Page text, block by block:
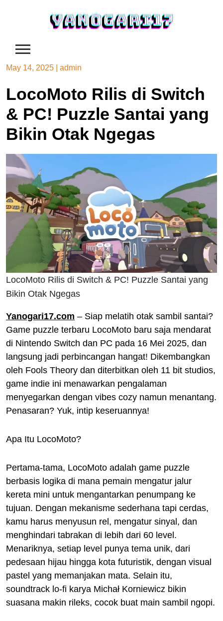
May 14, 2025 admin
LocoMoto Rilis di Switch
& PC! Puzzle Santai yang
Bikin Otak Ngegas
LocoMoto Rilis di Switch & PC! Puzzle Santai yang
Bikin Otak Ngegas
Yanogari17.com – Siap melatih otak sambil santai?
Game puzzle terbaru LocoMoto baru saja mendarat
di Nintendo Switch dan PC pada 16 Mei 2025, dan
langsung jadi perbincangan hangat! Dikembangkan
oleh Fools Theory dan diterbitkan oleh 11 bit studios,
game indie ini menawarkan pengalaman
menyegarkan dengan vibes cozy namun menantang.
Penasaran? Yuk, intip keseruannya!
Apa Itu LocoMoto?
Pertama-tama, LocoMoto adalah game puzzle
berbasis logika di mana pemain mengatur jalur
kereta mini untuk mengantarkan penumpang ke
tujuan. Dengan mekanisme sederhana tapi cerdas,
kamu harus menyusun rel, mengatur sinyal, dan
menghindari tabrakan di lebih dari 60 level.
Menariknya, setiap level punya tema unik, dari
pedesaan hijau hingga kota futuristik, dengan visual
pastel yang memanjakan mata. Selain itu,
soundtrack lo-fi karya Michał Korniewicz bikin
suasana makin rileks, cocok buat main sambil ngopi.